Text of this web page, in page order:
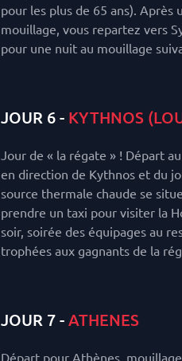
pour les plus de 65 ans). Après
mouillage, vous repartez vers
pour une nuit au mouillage
JOUR 6 - KYTHNOS
Jour de « la régate » ! Départ
en direction de Kythnos et du
source thermale chaude se
prendre un taxi pour visiter la
soir, soirée des équipages au
trophées aux gagnants de la
JOUR 7 -ATHENES
Départ pour Athènes,